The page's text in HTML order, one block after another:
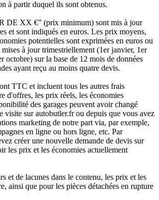
à partir duquel ils sont obtenus.
DE XX €” (prix minimum) sont mis à jour
et sont indiqués en euros. Les prix moyens,
potentielles sont exprimées en euros ou
mises à jour trimestriellement (1er janvier, 1er
octobre) sur la base de 12 mois de données
ayant reçu au moins quatre devis.
TTC et incluent tous les autres frais
d'offres, les prix réels, les économies
des garages peuvent avoir changé
visite sur autobutler.fr ou depuis que vous avez
marketing de notre part via, par exemple,
en ligne ou hors ligne, etc. Par
créer une nouvelle demande de devis sur
les prix et les économies actuellement
et de lacunes dans le contenu, les prix et les
ainsi que pour les pièces détachées en rupture